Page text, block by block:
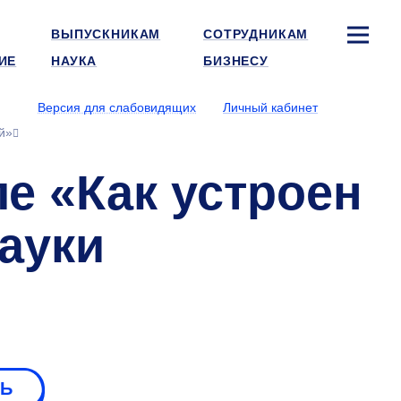
ВЫПУСКНИКАМ
СОТРУДНИКАМ
НАУКА БИЗНЕСУ
Версия для слабовидящих
Личный кабинет
«Как устроен